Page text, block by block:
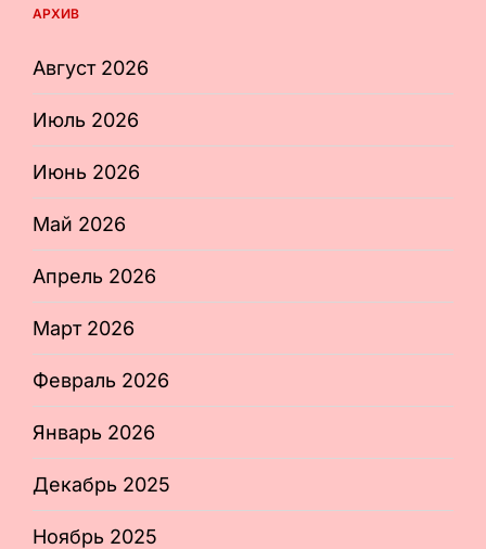
АРХИВ
Август 2026
Июль 2026
Июнь 2026
Май 2026
Апрель 2026
Март 2026
Февраль 2026
Январь 2026
Декабрь 2025
Ноябрь 2025